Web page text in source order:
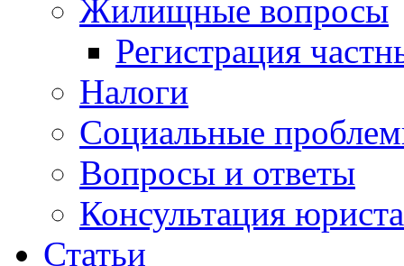
Жилищные вопросы
Регистрация
Налоги
Социальные
Вопросы и ответы
Консультация юриста
Статьи